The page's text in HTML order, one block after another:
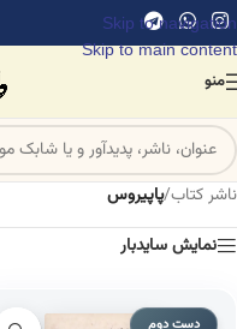
Skip to navigation
Skip to main content
منو
ناشر کتاب/پاپیروس
نمایش سایدبار
دست دوم